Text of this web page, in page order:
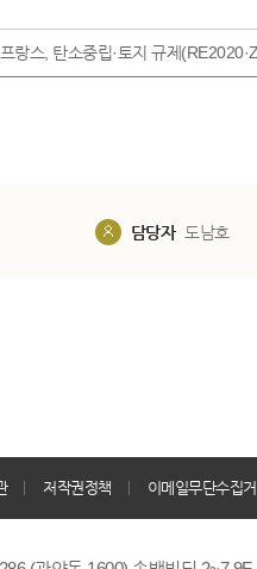
랑스, 탄소중립·토지 규제
담당자 도남호
저작권정책 이메일무단수집